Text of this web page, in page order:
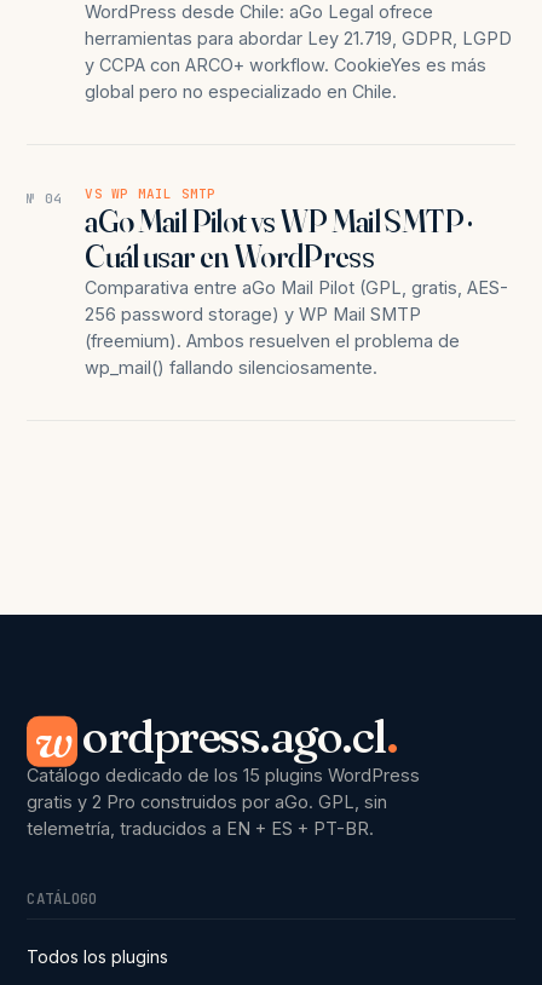
WordPress desde Chile: aGo Legal ofrece
herramientas para abordar Ley 21.719, GDPR, LGPD
y CCPA con ARCO+ workflow. CookieYes es más
global pero no especializado en Chile.
№ 04 VS WP MAIL SMTP
aGo Mail Pilot vs WP Mail SMTP ·
Cuál usar en WordPress
Comparativa entre aGo Mail Pilot (GPL, gratis, AES-
256 password storage) y WP Mail SMTP
(freemium). Ambos resuelven el problema de
wp_mail() fallando silenciosamente.
w ordpress.ago.cl.
Catálogo dedicado de los 15 plugins WordPress
gratis y 2 Pro construidos por aGo. GPL, sin
telemetría, traducidos a EN + ES + PT-BR.
CATÁLOGO
Todos los plugins